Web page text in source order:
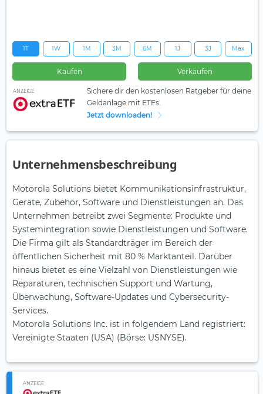
1T 1W 1M 3M 6M 1J 3J Max
Kaufen Verkaufen
ANZEIGE
Sichere dir den kostenlosen Ratgeber für deine
Geldanlage mit ETFs.
Jetzt downloaden!
Unternehmensbeschreibung
Motorola Solutions bietet Kommunikationsinfrastruktur,
Geräte, Zubehör, Software und Dienstleistungen an. Das
Unternehmen betreibt zwei Segmente: Produkte und
Systemintegration sowie Dienstleistungen und Software.
Die Firma gilt als Standardträger im Bereich der
öffentlichen Sicherheit mit 80 % Marktanteil. Darüber
hinaus bietet es eine Vielzahl von Dienstleistungen wie
Reparaturen, technischen Support und Wartung,
Überwachung, Software-Updates und Cybersecurity-
Services.
Motorola Solutions Inc. ist in folgendem Land registriert:
Vereinigte Staaten (USA) (Börse: USNYSE).
ANZEIGE